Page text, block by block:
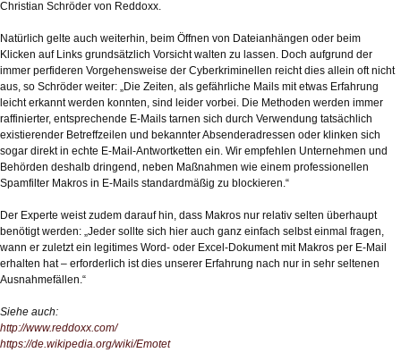
Christian Schröder von Reddoxx.
Natürlich gelte auch weiterhin, beim Öffnen von Dateianhängen oder beim
Klicken auf Links grundsätzlich Vorsicht walten zu lassen. Doch aufgrund der
immer perfideren Vorgehensweise der Cyberkriminellen reicht dies allein oft nicht
aus, so Schröder weiter: „Die Zeiten, als gefährliche Mails mit etwas Erfahrung
leicht erkannt werden konnten, sind leider vorbei. Die Methoden werden immer
raffinierter, entsprechende E-Mails tarnen sich durch Verwendung tatsächlich
existierender Betreffzeilen und bekannter Absenderadressen oder klinken sich
sogar direkt in echte E-Mail-Antwortketten ein. Wir empfehlen Unternehmen und
Behörden deshalb dringend, neben Maßnahmen wie einem professionellen
Spamfilter Makros in E-Mails standardmäßig zu blockieren.“
Der Experte weist zudem darauf hin, dass Makros nur relativ selten überhaupt
benötigt werden: „Jeder sollte sich hier auch ganz einfach selbst einmal fragen,
wann er zuletzt ein legitimes Word- oder Excel-Dokument mit Makros per E-Mail
erhalten hat – erforderlich ist dies unserer Erfahrung nach nur in sehr seltenen
Ausnahmefällen.“
Siehe auch:
http://www.reddoxx.com/
https://de.wikipedia.org/wiki/Emotet